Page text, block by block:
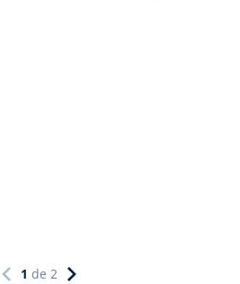
1 de 2